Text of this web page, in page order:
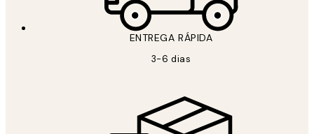
ENTREGA RÁPIDA
3-6 dias